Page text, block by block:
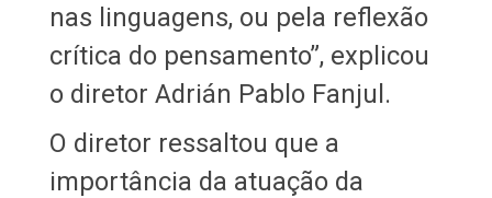
nas linguagens, ou pela reflexão
crítica do pensamento”, explicou
o diretor Adrián Pablo Fanjul.
O diretor ressaltou que a
importância da atuação da